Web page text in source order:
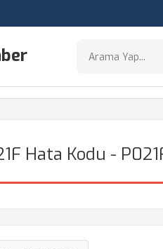
Hata Kodu -